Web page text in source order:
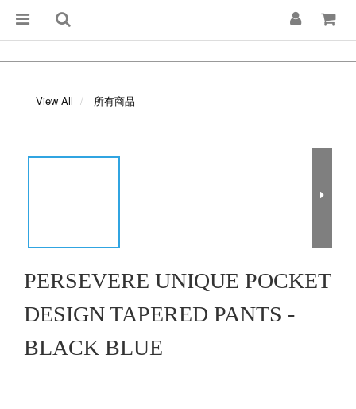
View All 所有商品
PERSEVERE UNIQUE POCKET
DESIGN TAPERED PANTS -
BLACK BLUE